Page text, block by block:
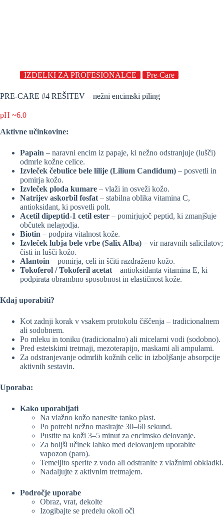
IZDELKI ZA PROFESIONALCE Pre-Care
PRE-CARE #4 REŠITEV – nežni encimski piling
pH ~6.0
Aktivne učinkovine:
Papain – naravni encim iz papaje, ki nežno odstranjuje (lušči)
odmrle kožne celice.
Izvleček čebulice bele lilije (Lilium Candidum) – posvetli in
pomirja kožo.
Izvleček ploda kumare – vlaži in osveži kožo.
Natrijev askorbil fosfat – stabilna oblika vitamina C,
antioksidant, ki posvetli polt.
Acetil dipeptid-1 cetil ester – pomirjujoč peptid, ki zmanjšuje
občutek nelagodja.
Biotin – podpira vitalnost kože.
Izvleček lubja bele vrbe (Salix Alba) – vir naravnih salicilatov;
čisti in lušči kožo.
Alantoin – pomirja, celi in ščiti razdraženo kožo.
Tokoferol / Tokoferil acetat – antioksidanta vitamina E, ki
podpirata obrambno sposobnost in elastičnost kože.
Kdaj uporabiti?
Kot zadnji korak v vsakem protokolu čiščenja – tradicionalnem
ali sodobnem.
Po mleku in toniku (tradicionalno) ali micelarni vodi (sodobno).
Pred estetskimi tretmaji, mezoterapijo, maskami ali ampulami.
Za odstranjevanje odmrlih kožnih celic in izboljšanje absorpcije
aktivnih sestavin.
Uporaba:
Kako uporabljati
Na vlažno kožo nanesite tanko plast.
Po potrebi nežno masirajte 30–60 sekund.
Pustite na koži 3–5 minut za encimsko delovanje.
Za boljši učinek lahko med delovanjem uporabite
vapozon (paro).
Temeljito sperite z vodo ali odstranite z vlažnimi obkladki.
Nadaljujte z aktivnim tretmajem.
Področje uporabe
Obraz, vrat, dekolte
Izogibajte se predelu okoli oči